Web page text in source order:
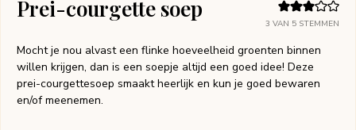
3 VAN 5 STEMMEN
Prei-courgette soep
Mocht je nou alvast een flinke hoeveelheid groenten binnen
willen krijgen, dan is een soepje altijd een goed idee! Deze
prei-courgettesoep smaakt heerlijk en kun je goed bewaren
en/of meenemen.